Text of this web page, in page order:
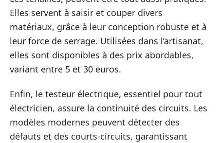
Elles servent à saisir et couper divers
matériaux, grâce à leur conception robuste et à
leur force de serrage. Utilisées dans l’artisanat,
elles sont disponibles à des prix abordables,
variant entre 5 et 30 euros.
Enfin, le testeur électrique, essentiel pour tout
électricien, assure la continuité des circuits. Les
modèles modernes peuvent détecter des
défauts et des courts-circuits, garantissant